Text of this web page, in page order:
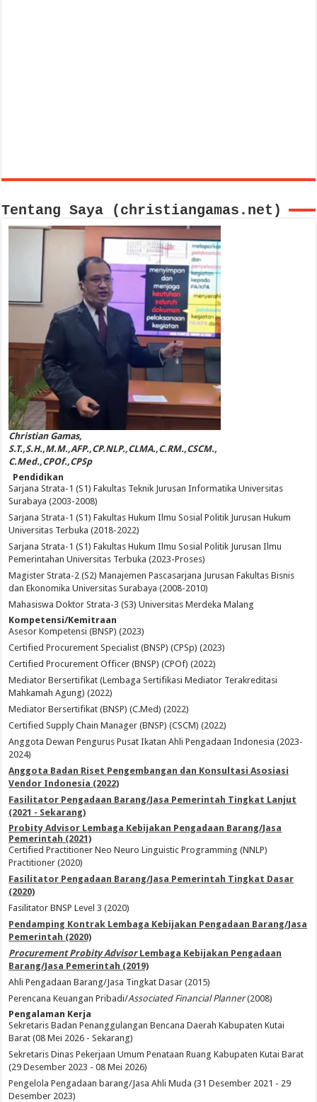
Tentang Saya (christiangamas.net)
Christian Gamas,
S.T.,S.H.,M.M.,AFP.,CP.NLP.,CLMA.,C.RM.,CSCM.,
C.Med.,CPOf.,CPSp
Pendidikan
Sarjana Strata-1 (S1) Fakultas Teknik Jurusan Informatika Universitas
Surabaya (2003-2008)
Sarjana Strata-1 (S1) Fakultas Hukum Ilmu Sosial Politik Jurusan Hukum
Universitas Terbuka (2018-2022)
Sarjana Strata-1 (S1) Fakultas Hukum Ilmu Sosial Politik Jurusan Ilmu
Pemerintahan Universitas Terbuka (2023-Proses)
Magister Strata-2 (S2) Manajemen Pascasarjana Jurusan Fakultas Bisnis
dan Ekonomika Universitas Surabaya (2008-2010)
Mahasiswa Doktor Strata-3 (S3) Universitas Merdeka Malang
Kompetensi/Kemitraan
Asesor Kompetensi (BNSP) (2023)
Certified Procurement Specialist (BNSP) (CPSp) (2023)
Certified Procurement Officer (BNSP) (CPOf) (2022)
Mediator Bersertifikat (Lembaga Sertifikasi Mediator Terakreditasi
Mahkamah Agung) (2022)
Mediator Bersertifikat (BNSP) (C.Med) (2022)
Certified Supply Chain Manager (BNSP) (CSCM) (2022)
Anggota Dewan Pengurus Pusat Ikatan Ahli Pengadaan Indonesia (2023-
2024)
Anggota Badan Riset Pengembangan dan Konsultasi Asosiasi
Vendor Indonesia (2022)
Fasilitator Pengadaan Barang/Jasa Pemerintah Tingkat Lanjut
(2021 - Sekarang)
Probity Advisor Lembaga Kebijakan Pengadaan Barang/Jasa
Pemerintah (2021)
Certified Practitioner Neo Neuro Linguistic Programming (NNLP)
Practitioner (2020)
Fasilitator Pengadaan Barang/Jasa Pemerintah Tingkat Dasar
(2020)
Fasilitator BNSP Level 3 (2020)
Pendamping Kontrak Lembaga Kebijakan Pengadaan Barang/Jasa
Pemerintah (2020)
Procurement Probity Advisor Lembaga Kebijakan Pengadaan
Barang/Jasa Pemerintah (2019)
Ahli Pengadaan Barang/Jasa Tingkat Dasar (2015)
Perencana Keuangan Pribadi/Associated Financial Planner(2008)
Pengalaman Kerja
Sekretaris Badan Penanggulangan Bencana Daerah Kabupaten Kutai
Barat (08 Mei 2026 - Sekarang)
Sekretaris Dinas Pekerjaan Umum Penataan Ruang Kabupaten Kutai Barat
(29 Desember 2023 - 08 Mei 2026)
Pengelola Pengadaan barang/Jasa Ahli Muda (31 Desember 2021 - 29
Desember 2023)